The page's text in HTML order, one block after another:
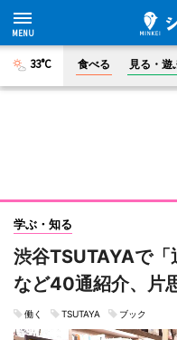
33°C 食べる 見る・遊
学ぶ・知る
渋谷TSUTAYAで
など40通紹介、片
働く TSUTAYA ブック